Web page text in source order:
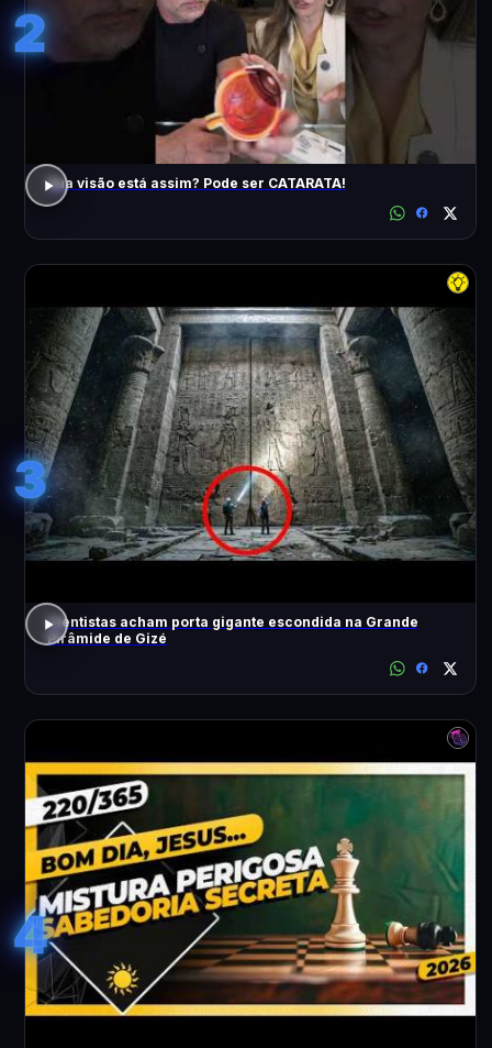
2
Sua visão está assim? Pode ser CATARATA!
3
Cientistas acham porta gigante escondida na Grande
Pirâmide de Gizé
4